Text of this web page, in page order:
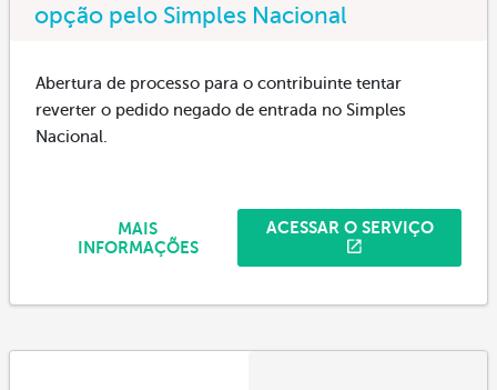
opção pelo Simples Nacional
Abertura de processo para o contribuinte tentar
reverter o pedido negado de entrada no Simples
Nacional.
ACESSAR O SERVIÇO
MAIS
INFORMAÇÕES